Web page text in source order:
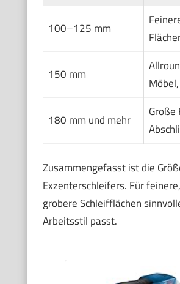
100–125 mm
150 mm
180 mm und mehr
Große
Zusammengefasst ist die
Exzenterschleifers. Für
grobere Schleifflächen
Arbeitsstil passt.